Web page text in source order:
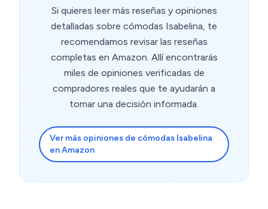
Si quieres leer más reseñas y opiniones
detalladas sobre cómodas Isabelina, te
recomendamos revisar las reseñas
completas en Amazon. Allí encontrarás
miles de opiniones verificadas de
compradores reales que te ayudarán a
tomar una decisión informada.
Ver más opiniones de cómodas Isabelina
en Amazon